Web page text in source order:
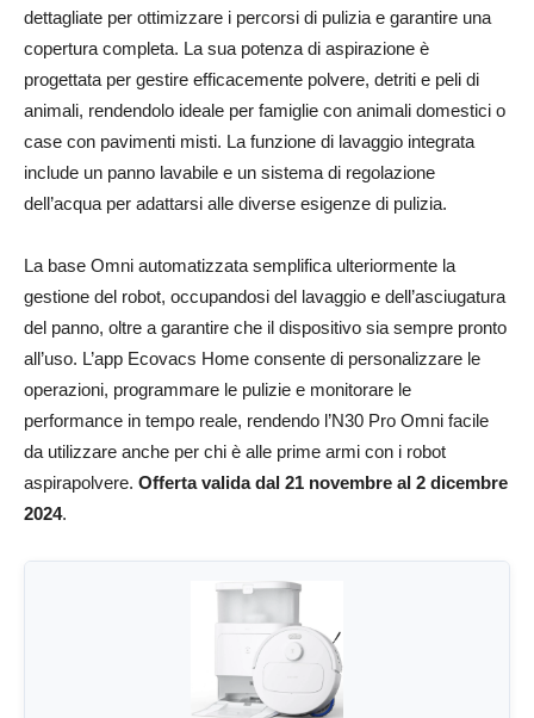
dettagliate per ottimizzare i percorsi di pulizia e garantire una
copertura completa. La sua potenza di aspirazione è
progettata per gestire efficacemente polvere, detriti e peli di
animali, rendendolo ideale per famiglie con animali domestici o
case con pavimenti misti. La funzione di lavaggio integrata
include un panno lavabile e un sistema di regolazione
dell’acqua per adattarsi alle diverse esigenze di pulizia.
La base Omni automatizzata semplifica ulteriormente la
gestione del robot, occupandosi del lavaggio e dell’asciugatura
del panno, oltre a garantire che il dispositivo sia sempre pronto
all’uso. L’app Ecovacs Home consente di personalizzare le
operazioni, programmare le pulizie e monitorare le
performance in tempo reale, rendendo l’N30 Pro Omni facile
da utilizzare anche per chi è alle prime armi con i robot
aspirapolvere. Offerta valida dal 21 novembre al 2 dicembre
2024.